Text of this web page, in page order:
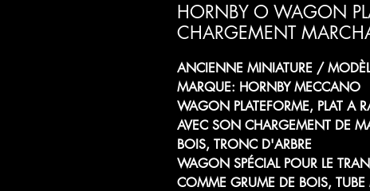
HORNBY O WAGON
CHARGEMENT
ANCIENNE MINIATURE /
MARQUE: HORNBY MECCANO
WAGON PLATEFORME, PLAT A
AVEC SON CHARGEMENT DE
BOIS, TRONC D'ARBRE
WAGON SPÉCIAL POUR LE
COMME GRUME DE BOIS, TUBE